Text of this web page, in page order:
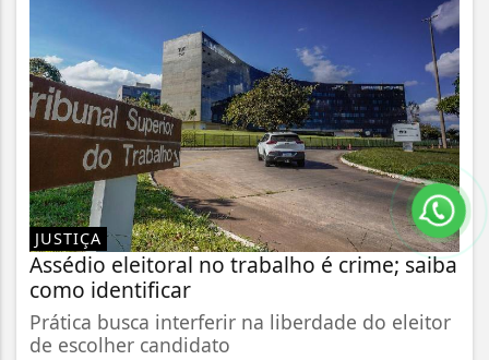
JUSTIÇA
Assédio eleitoral no trabalho é crime; saiba
como identificar
Prática busca interferir na liberdade do eleitor
de escolher candidato